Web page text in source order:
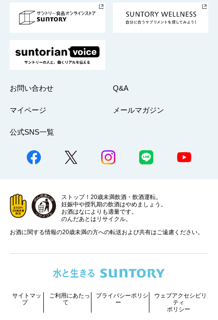
採用情報
お問い合わせ Q&A
マイページ メールマガジン
公式SNS一覧
ストップ！20歳未満飲酒・飲酒運転。
妊娠中や授乳期の飲酒はやめましょう。
お酒はなによりも適量です。
のんだあとはリサイクル。
お酒に関する情報の20歳未満の方への転送および共有はご遠慮ください。
サイトマッ
プ
ご利用にあたっ
て
プライバシーポリシ
ー
ウェブアクセシビリ
ティ
ポリシー